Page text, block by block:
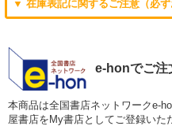
▼ 在庫表記に関するご注意（必ず
e-honでご注
本商品は全国書店ネットワークe-
屋書店をMy書店としてご登録い